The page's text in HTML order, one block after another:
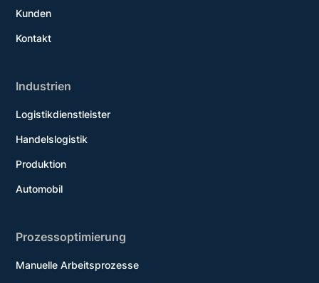
Kunden
Kontakt
Industrien
Logistikdienstleister
Handelslogistik
Produktion
Automobil
Prozessoptimierung
Manuelle Arbeitsprozesse